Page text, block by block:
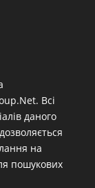
Всі
даного
на
пошукових